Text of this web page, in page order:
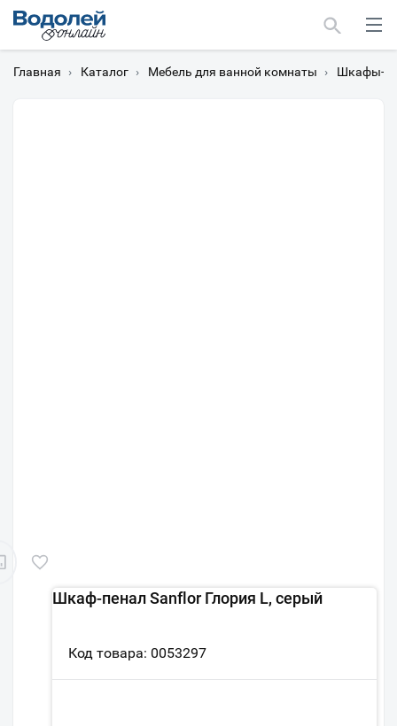
Главная › Каталог › Мебель для ванной комнаты › Шкафы-
Шкаф-пенал Sanflor Глория L, серый
Код товара: 0053297